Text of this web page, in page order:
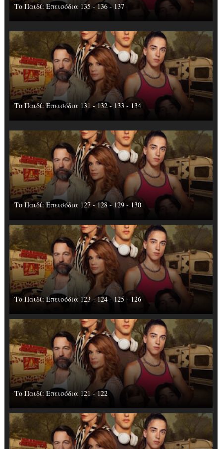
Το Παιδί: Επεισόδια 135 - 136 - 137
Το Παιδί: Επεισόδια 131 - 132 - 133 - 134
Το Παιδί: Επεισόδια 127 - 128 - 129 - 130
Το Παιδί: Επεισόδια 123 - 124 - 125 - 126
Το Παιδί: Επεισόδια 121 - 122